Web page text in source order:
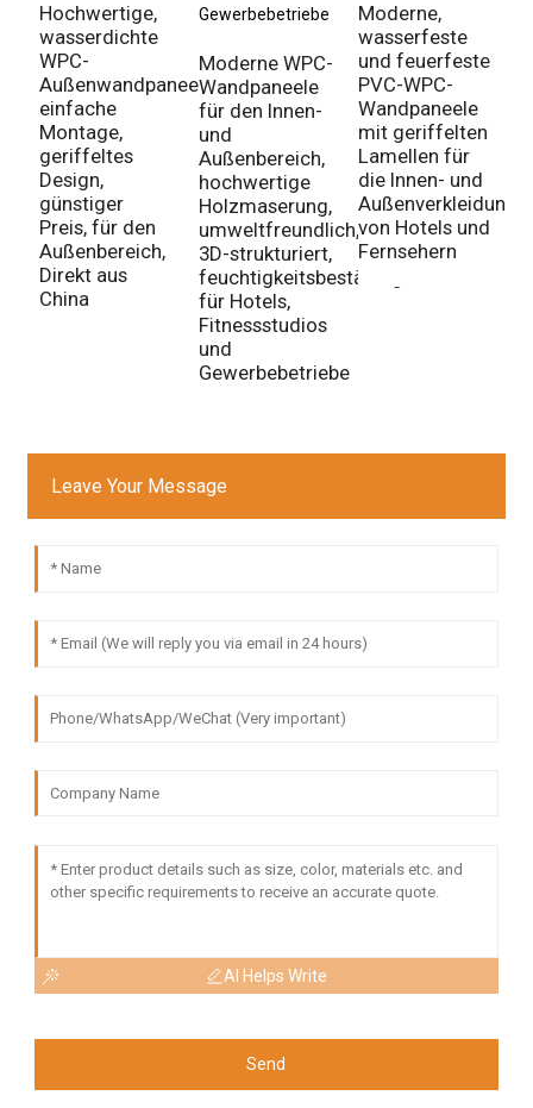
Hochwertige,
wasserdichte
WPC-
Außenwandpaneele,
einfache
Montage,
geriffeltes
Design,
günstiger
Preis, für den
Außenbereich,
Direkt aus
China
Moderne WPC-
Wandpaneele
für den Innen-
und
Außenbereich,
hochwertige
Holzmaserung,
umweltfreundlich,
3D-strukturiert,
feuchtigkeitsbeständig,
für Hotels,
Fitnessstudios
und
Gewerbebetriebe
Moderne,
wasserfeste
und feuerfeste
PVC-WPC-
Wandpaneele
mit geriffelten
Lamellen für
die Innen- und
Außenverkleidung
von Hotels und
Fernsehern
Leave Your Message
AI Helps Write
Send